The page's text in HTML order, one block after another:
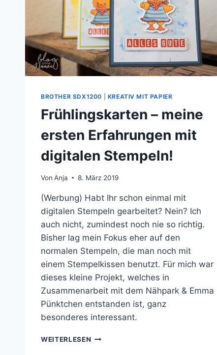
BROTHER SDX1200 KREATIV MIT PAPIER
Frühlingskarten – meine
ersten Erfahrungen mit
digitalen Stempeln!
Von Anja 8. März 2019
(Werbung) Habt Ihr schon einmal mit
digitalen Stempeln gearbeitet? Nein? Ich
auch nicht, zumindest noch nie so richtig.
Bisher lag mein Fokus eher auf den
normalen Stempeln, die man noch mit
einem Stempelkissen benutzt. Für mich war
dieses kleine Projekt, welches in
Zusammenarbeit mit dem Nähpark & Emma
Pünktchen entstanden ist, ganz
besonderes interessant.
WEITERLESEN FRÜHLINGSKARTEN